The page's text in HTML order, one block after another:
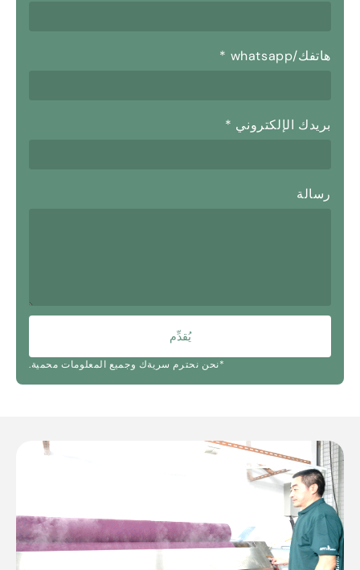
هاتفك/whatsapp *
بريدك الإلكتروني *
رسالة
يُقدِّم
*نحن نحترم سريةك وجميع المعلومات محمية.